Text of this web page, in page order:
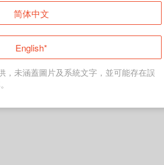
返回首頁
简体中文
English*
，未涵蓋圖片及系統文字，並可能存在誤